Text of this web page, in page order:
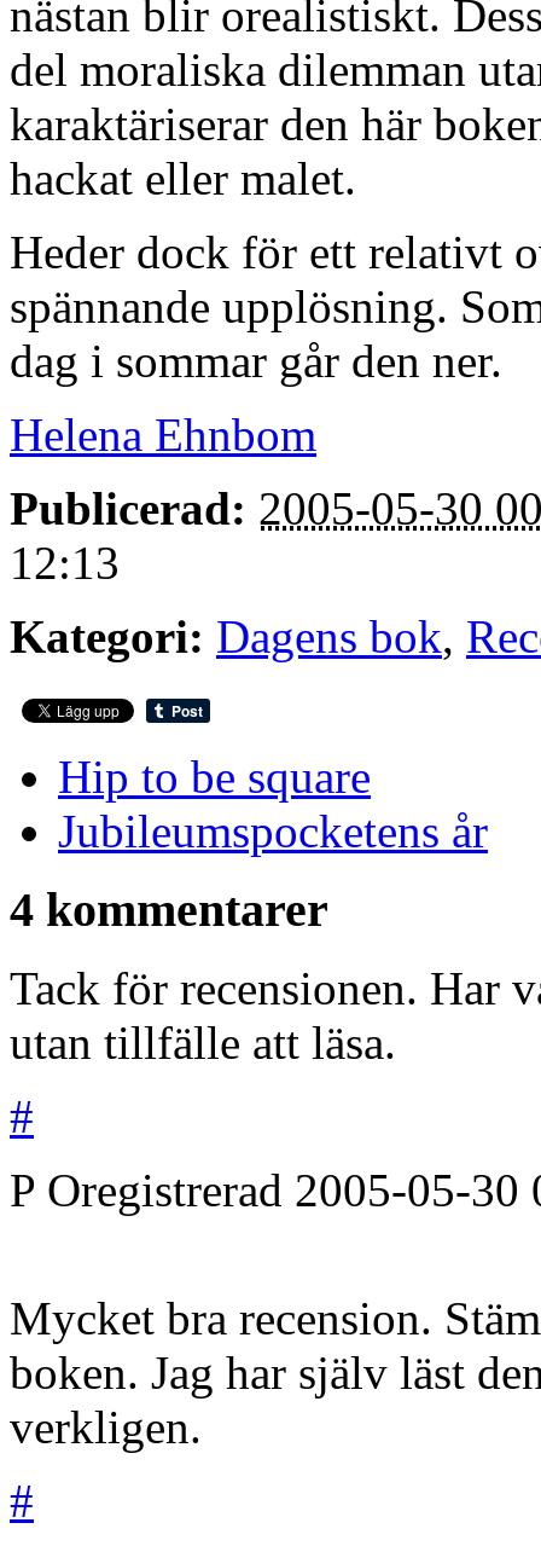
nästan blir orealistiskt.
del moraliska dilemman
karaktäriserar den här
hackat eller malet.
Heder dock för ett relativt
spännande upplösning.
dag i sommar går den ner.
Helena Ehnbom
Publicerad: 2005-05-30
12:13
Kategori: Dagens bok,
Hip to be square
Jubileumspocketens år
4 kommentarer
Tack för recensionen. Har
utan tillfälle att läsa.
#
P Oregistrerad 2005-05-30
Mycket bra recension.
boken. Jag har själv läst
verkligen.
#